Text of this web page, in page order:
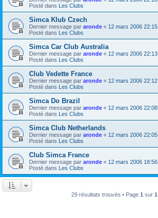
Posté dans Les Clubs
Simca Klub Czech
Dernier message par aronde « 12 mars 2006 22:15
Posté dans Les Clubs
Simca Car Club Australia
Dernier message par aronde « 12 mars 2006 22:13
Posté dans Les Clubs
Club Vedette France
Dernier message par aronde « 12 mars 2006 22:12
Posté dans Les Clubs
Simca Do Brazil
Dernier message par aronde « 12 mars 2006 22:08
Posté dans Les Clubs
Simca Club Netherlands
Dernier message par aronde « 12 mars 2006 22:05
Posté dans Les Clubs
Club Simca France
Dernier message par aronde « 12 mars 2006 18:56
Posté dans Les Clubs
29 résultats trouvés • Page 1 sur 1